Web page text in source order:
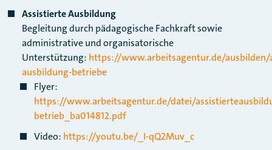
Assistierte Ausbildung
Begleitung durch pädagogische Fachkraft sowie
administrative und organisatorische
Unterstützung: https://www.arbeitsagentur.de/ausbilden/
ausbildung-betriebe
Flyer:
https://www.arbeitsagentur.de/datei/
betrieb_ba014812.pdf
Video: https://youtu.be/_I-qQ2Muv_c